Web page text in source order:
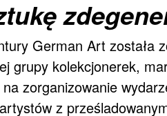
German Art została
grupy kolekcjonerek,
na zorganizowanie
z